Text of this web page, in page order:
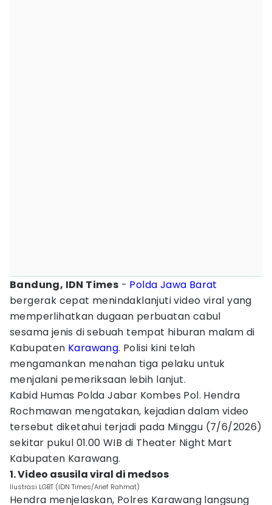
Bandung, IDN Times - Polda Jawa Barat
bergerak cepat menindaklanjuti video viral yang
memperlihatkan dugaan perbuatan cabul
sesama jenis di sebuah tempat hiburan malam di
Kabupaten Karawang. Polisi kini telah
mengamankan menahan tiga pelaku untuk
menjalani pemeriksaan lebih lanjut.
Kabid Humas Polda Jabar Kombes Pol. Hendra
Rochmawan mengatakan, kejadian dalam video
tersebut diketahui terjadi pada Minggu (7/6/2026)
sekitar pukul 01.00 WIB di Theater Night Mart
Kabupaten Karawang.
1. Video asusila viral di medsos
Ilustrasi LGBT (IDN Times/Arief Rahmat)
Hendra menjelaskan, Polres Karawang langsung